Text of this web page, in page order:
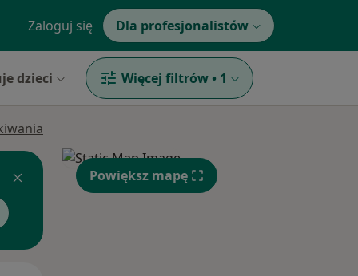
Zaloguj się Dla profesjonalistów
dzieci Więcej filtrów • 1
Powiększ mapę